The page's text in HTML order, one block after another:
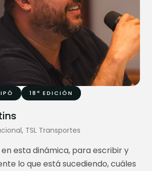
18ª EDICIÓN
TSL Transportes
esta dinámica, para escribir y
lo que está sucediendo, cuáles